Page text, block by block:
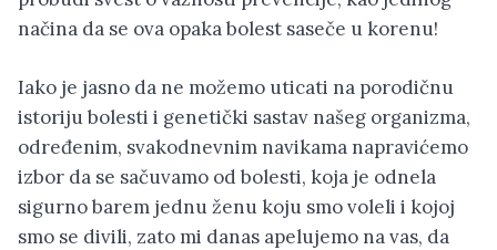
načina da se ova opaka bolest saseče u korenu!
Iako je jasno da ne možemo uticati na porodičnu
istoriju bolesti i genetički sastav našeg organizma,
određenim, svakodnevnim navikama napravićemo
izbor da se sačuvamo od bolesti, koja je odnela
sigurno barem jednu ženu koju smo voleli i kojoj
smo se divili, zato mi danas apelujemo na vas, da